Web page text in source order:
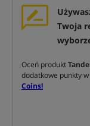
Twoja
Oceń produkt
dodatkowe punkty
Coins!